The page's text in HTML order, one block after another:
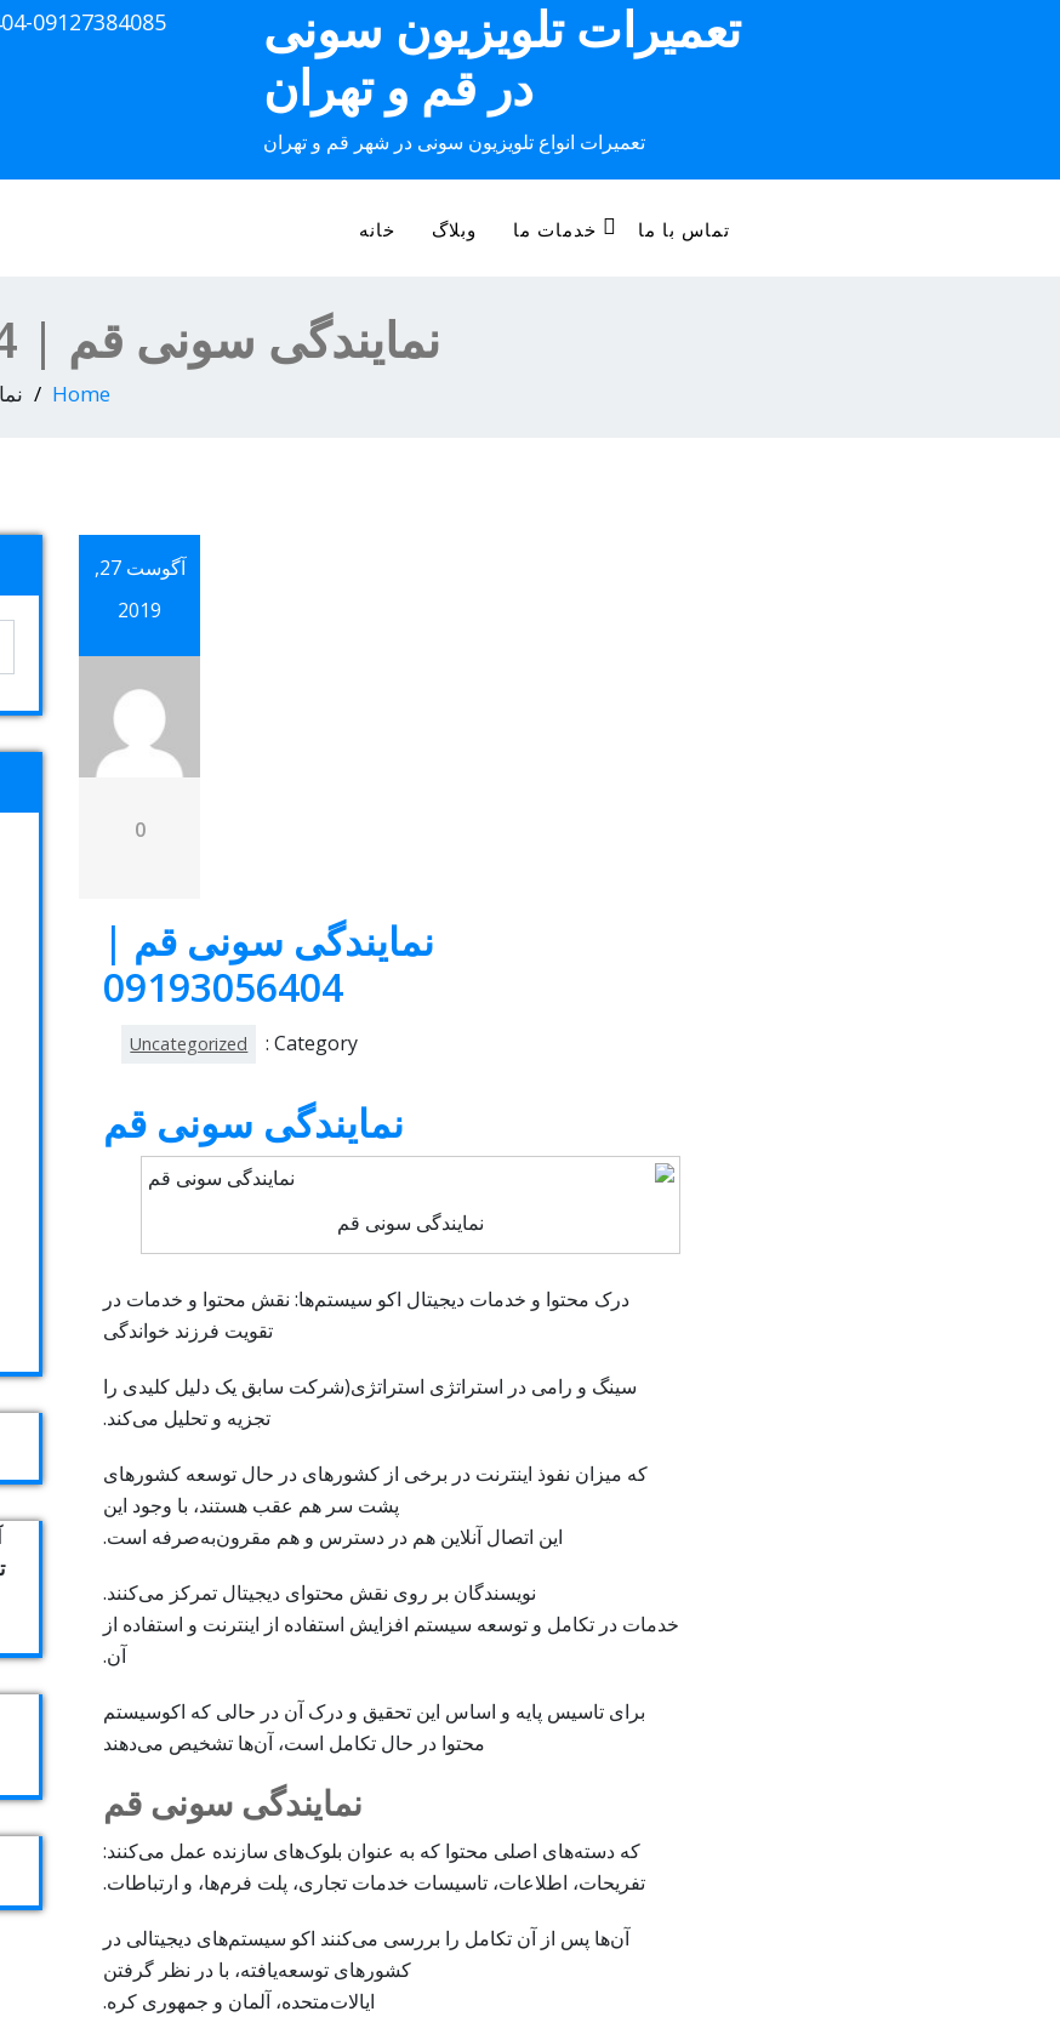
تعمیرات تلویزیون سونی
در قم و تهران
تعمیرات انواع تلویزیون سونی در شهر قم و تهران
09127384085
خانه وبلاگ خدمات ما تماس با ما
نمایندگی سونی قم | 09193056404
Home
آگوست 27,
2019
0
نمایندگی سونی قم |
09193056404
Category :
Uncategorized
نمایندگی سونی قم
نمایندگی سونی قم
درک محتوا و خدمات دیجیتال اکو سیستم‌ها: نقش محتوا و خدمات در
تقویت فرزند خواندگی
سینگ و رامی در استراتژی استراتژی(شرکت سابق یک دلیل کلیدی را
تجزیه و تحلیل می‌کند.
که میزان نفوذ اینترنت در برخی از کشورهای در حال توسعه کشورهای
پشت سر هم عقب هستند، با وجود این
این اتصال آنلاین هم در دسترس و هم مقرون‌به‌صرفه است.
نویسندگان بر روی نقش محتوای دیجیتال تمرکز می‌کنند.
خدمات در تکامل و توسعه سیستم افزایش استفاده از اینترنت و استفاده از
آن.
برای تاسیس پایه و اساس این تحقیق و درک آن در حالی که اکوسیستم
محتوا در حال تکامل است، آن‌ها تشخیص می‌دهند
نمایندگی سونی قم
که دسته‌های اصلی محتوا که به عنوان بلوک‌های سازنده عمل می‌کنند:
تفریحات، اطلاعات، تاسیسات خدمات تجاری، پلت فرم‌ها، و ارتباطات.
آن‌ها پس از آن تکامل را بررسی می‌کنند اکو سیستم‌های دیجیتالی در
کشورهای توسعه‌یافته، با در نظر گرفتن
ایالات‌متحده، آلمان و جمهوری کره.